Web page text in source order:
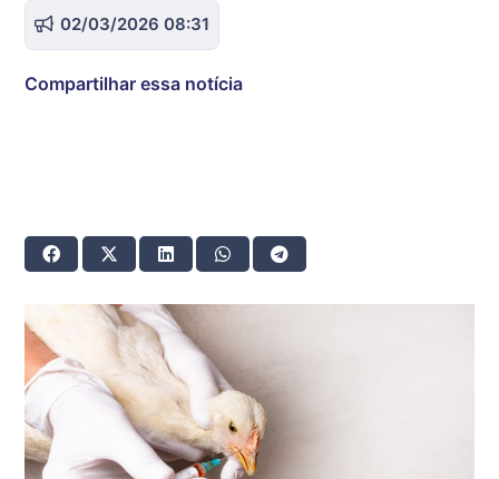
02/03/2026 08:31
Compartilhar essa notícia